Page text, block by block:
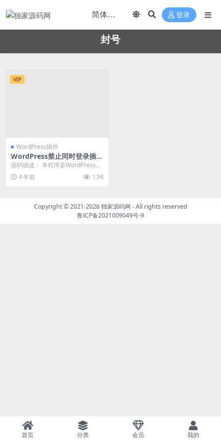
登录
封号
VIP
WordPress插件
WordPress禁止同时登录插件
(账号不同IP登录自动封号的方
源码描述： 本程序是WordPress插
件，插件的功能是防止会员账号共
享，特别是...
4 年前 1.5K
Copyright © 2021-2026独家源码网 - All rights reserved
鲁ICP备2021009049号-9
首页 分类 会员 我的